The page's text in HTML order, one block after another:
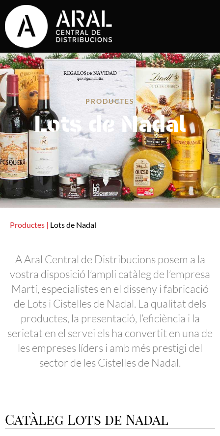
PRODUCTES
Lots de Nadal
Productes | Lots de Nadal
A Aral Central de Distribucions posem a la
vostra disposició l’ampli catàleg de l’empresa
Martí, especialistes en el disseny i fabricació
de Lots i Cistelles de Nadal. La qualitat dels
productes, la presentació, l’eficiència i la
serietat en el servei els ha convertit en una de
les empreses líders i amb més prestigi del
sector de les Cistelles de Nadal.
Catàleg Lots de Nadal